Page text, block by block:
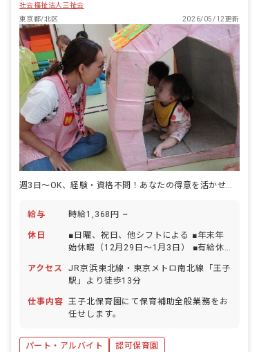
社会福祉法人三祉会
東京都/北区
2026/05/12更新
週3日～OK、経験・資格不問！あなたの得意を活かせる保育園です♪
給与 時給1,368円 ~
休日
■日曜、祝日、他シフトによる ■年末年
始休暇（12月29日～1月3日） ■有給休
あり
アクセス
JR京浜東北線・東京メトロ南北線「王子
駅」より徒歩13分
仕事内容 王子北保育園にて保育補助全般業務をお
任せします。
パート・アルバイト
認可保育園